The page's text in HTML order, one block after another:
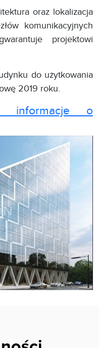
oraz lokalizacja
komunikacyjnych
projektowi
do użytkowania
2019 roku.
informacje o